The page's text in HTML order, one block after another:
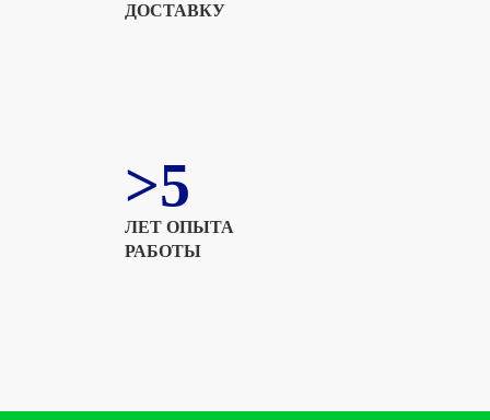
ДОСТАВКУ
>5
ЛЕТ ОПЫТА
РАБОТЫ